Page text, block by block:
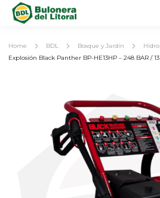
Home BDL Bosque y Jardín
Explosión Black Panther BP-HE13HP – 248 BAR /